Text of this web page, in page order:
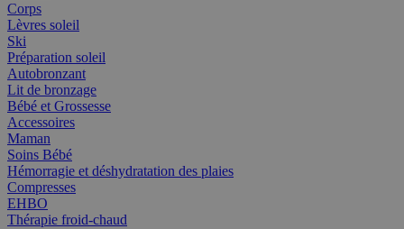
Corps
Lèvres soleil
Ski
Préparation soleil
Autobronzant
Lit de bronzage
Bébé et Grossesse
Accessoires
Maman
Soins Bébé
Hémorragie et déshydratation des plaies
Compresses
EHBO
Thérapie froid-chaud